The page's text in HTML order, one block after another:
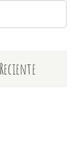
Reciente